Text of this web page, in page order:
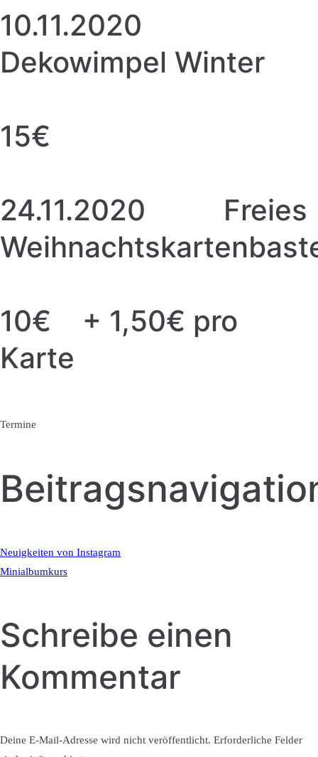
10.11.2020
Dekowimpel Winter
15€
24.11.2020 Freies
10€ + 1,50€ pro
Karte
Termine
Neuigkeiten von Instagram
Minialbumkurs
Schreibe einen
Kommentar
Deine E-Mail-Adresse wird nicht veröffentlicht. Erforderliche Felder